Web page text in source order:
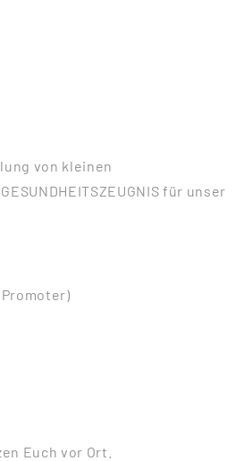
von kleinen
für unser
Promoter)
Euch vor Ort.